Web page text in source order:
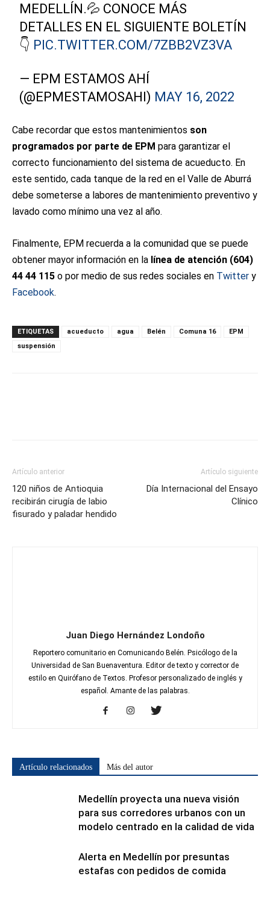
MEDELLÍN.💦 CONOCE MÁS
DETALLES EN EL SIGUIENTE BOLETÍN
👇 PIC.TWITTER.COM/7ZBB2VZ3VA
— EPM ESTAMOS AHÍ
(@EPMESTAMOSAHI) MAY 16, 2022
Cabe recordar que estos mantenimientos son
programados por parte de EPM para garantizar el
correcto funcionamiento del sistema de acueducto. En
este sentido, cada tanque de la red en el Valle de Aburrá
debe someterse a labores de mantenimiento preventivo y
lavado como mínimo una vez al año.
Finalmente, EPM recuerda a la comunidad que se puede
obtener mayor información en la línea de atención (604)
44 44 115 o por medio de sus redes sociales en Twitter y
Facebook.
ETIQUETAS acueducto agua Belén Comuna 16
EPM
suspensión
Artículo anterior
120 niños de Antioquia
recibirán cirugía de labio
fisurado y paladar hendido
Artículo siguiente
Día Internacional del Ensayo
Clínico
Juan Diego Hernández Londoño
Reportero comunitario en Comunicando Belén. Psicólogo de la
Universidad de San Buenaventura. Editor de texto y corrector de
estilo en Quirófano de Textos. Profesor personalizado de inglés y
español. Amante de las palabras.
Artículo relacionados Más del autor
Medellín proyecta una nueva visión
para sus corredores urbanos con un
modelo centrado en la calidad de vida
Alerta en Medellín por presuntas
estafas con pedidos de comida